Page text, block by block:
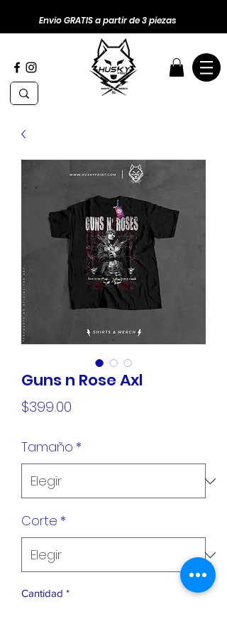
Envio GRATIS a partir de 3 piezas
Guns n Rose Axl
$399.00
Tamaño *
Corte *
Cantidad *